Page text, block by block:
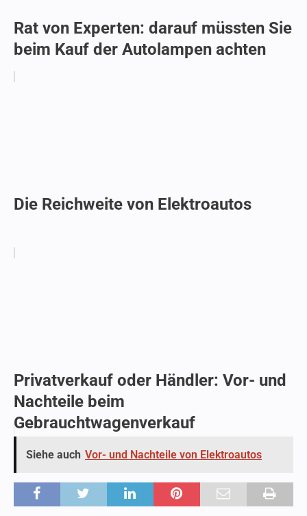
Rat von Experten: darauf müssten Sie
beim Kauf der Autolampen achten
Die Reichweite von Elektroautos
Privatverkauf oder Händler: Vor- und
Nachteile beim
Gebrauchtwagenverkauf
Siehe auch Vor- und Nachteile von Elektroautos